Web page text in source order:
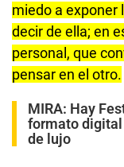
miedo a exponer
decir de ella; en
personal, que
pensar en el otro.
MIRA: Hay
formato
de lujo